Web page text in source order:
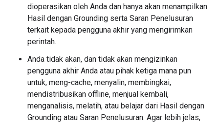
dioperasikan oleh Anda dan hanya akan menampilkan
Hasil dengan Grounding serta Saran Penelusuran
terkait kepada pengguna akhir yang mengirimkan
perintah.
Anda tidak akan, dan tidak akan mengizinkan
pengguna akhir Anda atau pihak ketiga mana pun
untuk, meng-cache, menyalin, membingkai,
mendistribusikan offline, menjual kembali,
menganalisis, melatih, atau belajar dari Hasil dengan
Grounding atau Saran Penelusuran. Agar lebih jelas,